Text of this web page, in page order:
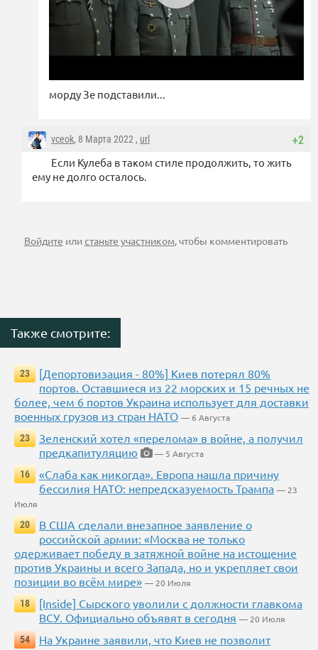
морду Зе подставили...
+2
vceok, 8 Марта 2022 , url
Если Кулеба в таком стиле продолжить, то жить
ему не долго осталось.
Войдите илистаньте участником , чтобы комментировать
Также смотрите:
23
[Депортовизация - 80%] Киев потерял 80%
портов. Оставшиеся из 22 морских и 15 речных не
более, чем 6 портов Украина использует для доставки
военных грузов из стран НАТО — 6 Августа
23
Зеленский хотел «перелома» в войне, а получил
предкапитуляцию
— 5 Августа
16
«Слаба как никогда». Европа нашла причину
бессилия НАТО: непредсказуемость Трампа — 23
Июля
20
В США сделали внезапное заявление о
российской армии: «Москва не только
одерживает победу в затяжной войне на истощение
против Украины и всего Запада, но и укрепляет свои
позиции во всём мире» — 20 Июля
18
[Inside] Сырского уволили с должности главкома
ВСУ. Официально объявят в сегодня — 20 Июля
54
На Украине заявили, что Киев не позволит